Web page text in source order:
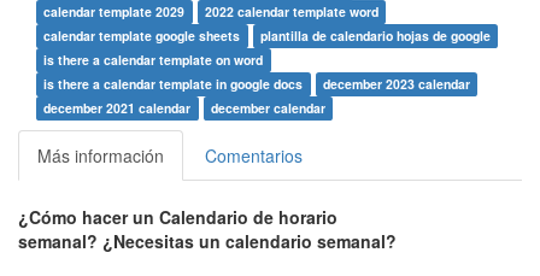
calendar template 2029
2022 calendar template word
calendar template google sheets
plantilla de calendario hojas de google
is there a calendar template on word
is there a calendar template in google docs
december 2023 calendar
december 2021 calendar
december calendar
Más información Comentarios
¿Cómo hacer un Calendario de horario
semanal? ¿Necesitas un calendario semanal?